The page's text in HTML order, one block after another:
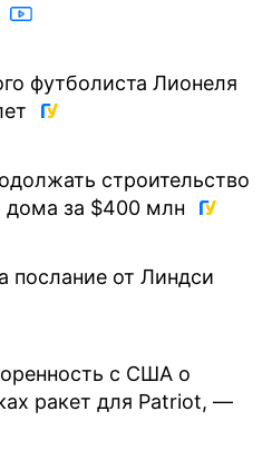
футболиста Лионеля
строительство
дома за $400 млн
послание от Линдси
с США о
ракет для Patriot, —